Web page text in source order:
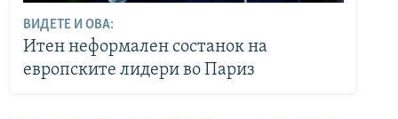
ВИДЕТЕ И ОВА:
Итен неформален состанок на
европските лидери во Париз